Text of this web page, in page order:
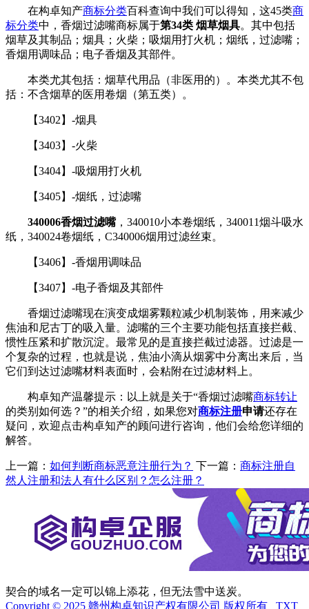
在构卓知产商标分类百科查询中我们可以得知，这45类商
标分类中，香烟过滤嘴商标属于第34类 烟草烟具。其中包括
烟草及其制品；烟具；火柴；吸烟用打火机；烟纸，过滤嘴；
香烟用调味品；电子香烟及其部件。
本类尤其包括：烟草代用品（非医用的）。本类尤其不包
括：不含烟草的医用卷烟（第五类）。
【3402】-烟具
【3403】-火柴
【3404】-吸烟用打火机
【3405】-烟纸，过滤嘴
340006香烟过滤嘴，340010小本卷烟纸，340011烟斗吸水
纸，340024卷烟纸，C340006烟用过滤丝束。
【3406】-香烟用调味品
【3407】-电子香烟及其部件
香烟过滤嘴现在演变成烟雾颗粒减少机制装饰，用来减少
焦油和尼古丁的吸入量。滤嘴的三个主要功能包括直接拦截、
惯性压紧和扩散沉淀。最常见的是直接拦截过滤器。过滤是一
个复杂的过程，也就是说，焦油小滴从烟雾中分离出来后，当
它们到达过滤嘴材料表面时，会粘附在过滤材料上。
构卓知产温馨提示：以上就是关于“香烟过滤嘴商标转让
的类别如何选？”的相关介绍，如果您对商标注册申请还存在
疑问，欢迎点击构卓知产的顾问进行咨询，他们会给您详细的
解答。
上一篇： 如何判断商标恶意注册行为？ 下一篇： 商标注册自
然人注册和法人有什么区别？怎么注册？
契合的域名一定可以锦上添花，但无法雪中送炭。
Copyright © 2025 赣州构卓知识产权有限公司 版权所有
TXT